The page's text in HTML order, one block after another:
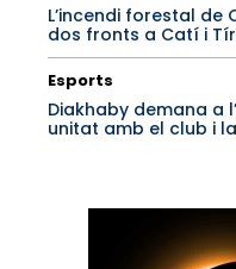
L’incendi forestal
dos fronts a Catí i
Esports
Diakhaby demana a
unitat amb el club i